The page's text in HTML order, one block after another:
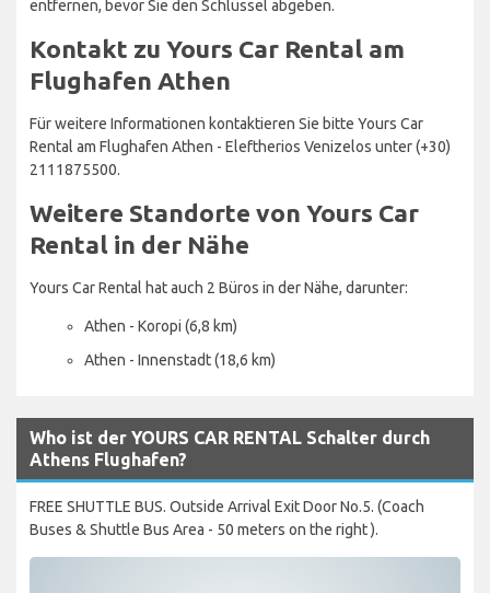
entfernen, bevor Sie den Schlüssel abgeben.
Kontakt zu Yours Car Rental am
Flughafen Athen
Für weitere Informationen kontaktieren Sie bitte Yours Car
Rental am Flughafen Athen - Eleftherios Venizelos unter (+30)
2111875500.
Weitere Standorte von Yours Car
Rental in der Nähe
Yours Car Rental hat auch 2 Büros in der Nähe, darunter:
Athen - Koropi (6,8 km)
Athen - Innenstadt (18,6 km)
Who ist der YOURS CAR RENTAL Schalter durch
Athens Flughafen?
FREE SHUTTLE BUS. Outside Arrival Exit Door No.5. (Coach
Buses & Shuttle Bus Area - 50 meters on the right ).